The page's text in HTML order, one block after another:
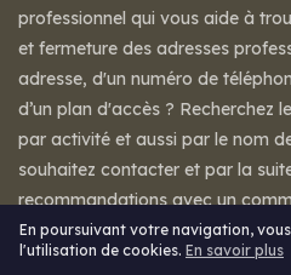
En poursuivant votre navigation,
l'utilisation de cookies. En savoir plus
professionnel qui vous aide à
et fermeture des adresses
adresse, d'un numéro de
d’un plan d'accès ? Recherchez
par activité et aussi par le nom
souhaitez contacter et par la
recommandations avec un
Mentions légales-Conditions de